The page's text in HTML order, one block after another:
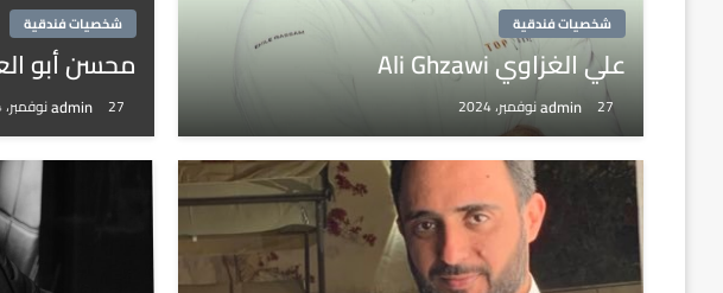
شخصيات فندقية
علي الغزاوي Ali Ghzawi
admin 27 نوفمبر، 2024
شخصيات فندقية
محسن أبو
admin 27 نوفمبر، 2024